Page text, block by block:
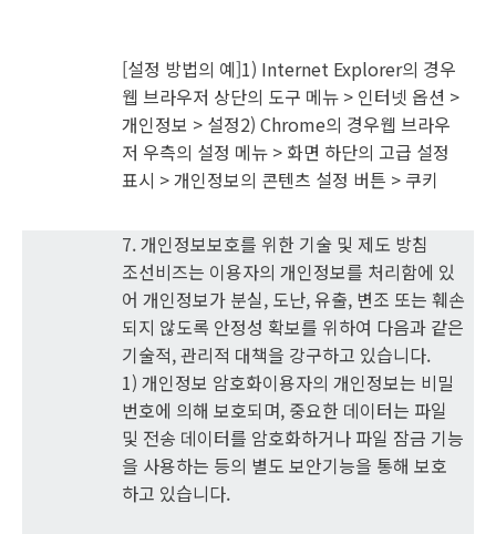
[설정 방법의 예]1) Internet Explorer의 경우
웹 브라우저 상단의 도구 메뉴 > 인터넷 옵션 >
개인정보 > 설정2) Chrome의 경우웹 브라우
저 우측의 설정 메뉴 > 화면 하단의 고급 설정
표시 > 개인정보의 콘텐츠 설정 버튼 > 쿠키
7. 개인정보보호를 위한 기술 및 제도 방침
조선비즈는 이용자의 개인정보를 처리함에 있
어 개인정보가 분실, 도난, 유출, 변조 또는 훼손
되지 않도록 안정성 확보를 위하여 다음과 같은
기술적, 관리적 대책을 강구하고 있습니다.
1) 개인정보 암호화이용자의 개인정보는 비밀
번호에 의해 보호되며, 중요한 데이터는 파일
및 전송 데이터를 암호화하거나 파일 잠금 기능
을 사용하는 등의 별도 보안기능을 통해 보호
하고 있습니다.